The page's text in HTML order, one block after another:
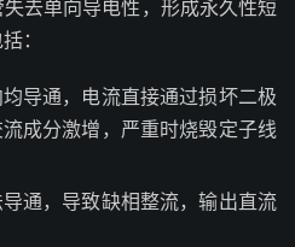
去单向导电性，形成永久性短
：
导通，电流直接通过损坏二极
成分激增，严重时烧毁定子线
通，导致缺相整流，输出直流